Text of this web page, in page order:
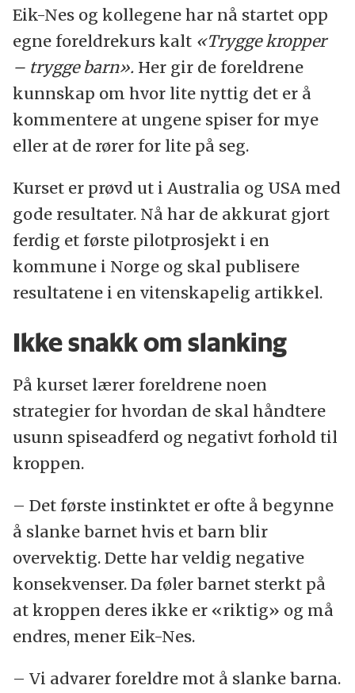
Eik-Nes og kollegene har nå startet opp
egne foreldrekurs kalt «Trygge kropper
– trygge barn». Her gir de foreldrene
kunnskap om hvor lite nyttig det er å
kommentere at ungene spiser for mye
eller at de rører for lite på seg.
Kurset er prøvd ut i Australia og USA med
gode resultater. Nå har de akkurat gjort
ferdig et første pilotprosjekt i en
kommune i Norge og skal publisere
resultatene i en vitenskapelig artikkel.
Ikke snakk om slanking
På kurset lærer foreldrene noen
strategier for hvordan de skal håndtere
usunn spiseadferd og negativt forhold til
kroppen.
– Det første instinktet er ofte å begynne
å slanke barnet hvis et barn blir
overvektig. Dette har veldig negative
konsekvenser. Da føler barnet sterkt på
at kroppen deres ikke er «riktig» og må
endres, mener Eik-Nes.
– Vi advarer foreldre mot å slanke barna.